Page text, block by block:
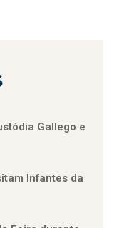
Gallego e
Infantes da